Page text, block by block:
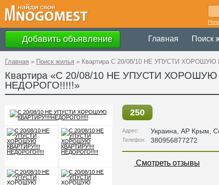
Добавить объявление Главная Поиск
Главная » Поиск жилья » Квартира C 20/08/10 НЕ УПУСТИ
Квартира «C 20/08/10 НЕ УПУСТИ
НЕДОРОГО!!!!!»
250
Адрес: Украина АР Крым ,
Телефон: 380956877272
Смотреть отзывы